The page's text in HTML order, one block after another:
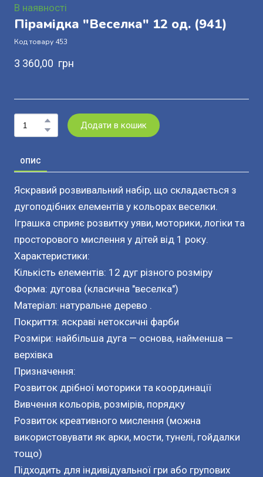
В наявності
Пірамідка "Веселка" 12 од. (941)
Код товару 453
3 360,00  грн
Додати в кошик
ОПИС
Яскравий розвивальний набір, що складається з
дугоподібних елементів у кольорах веселки.
Іграшка сприяє розвитку уяви, моторики, логіки та
просторового мислення у дітей від 1 року.
Характеристики:
Кількість елементів: 12 дуг різного розміру
Форма: дугова (класична "веселка")
Матеріал: натуральне дерево .
Покриття: яскраві нетоксичні фарби
Розміри: найбільша дуга — основа, найменша —
верхівка
Призначення:
Розвиток дрібної моторики та координації
Вивчення кольорів, розмірів, порядку
Розвиток креативного мислення (можна
використовувати як арки, мости, тунелі, гойдалки
тощо)
Підходить для індивідуальної гри або групових